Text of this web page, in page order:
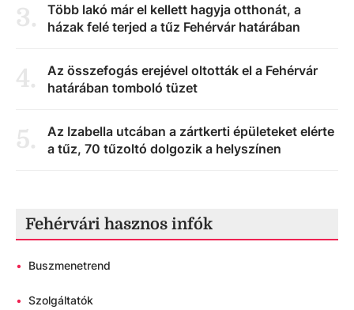
3.
Több lakó már el kellett hagyja otthonát, a
házak felé terjed a tűz Fehérvár határában
4.
Az összefogás erejével oltották el a Fehérvár
határában tomboló tüzet
5.
Az Izabella utcában a zártkerti épületeket elérte
a tűz, 70 tűzoltó dolgozik a helyszínen
Fehérvári hasznos infók
• Buszmenetrend
• Szolgáltatók